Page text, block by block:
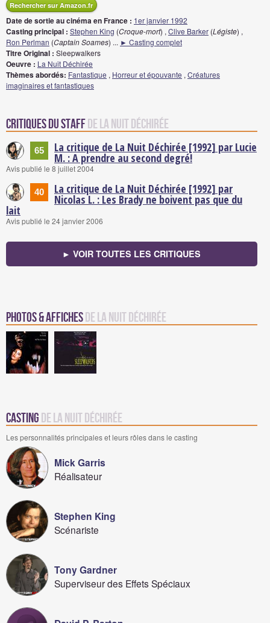
Rechercher sur Amazon.fr
Date de sortie au cinéma en France : 1er janvier 1992
Casting principal : Stephen King (Croque-mort) , Clive Barker (Légiste) ,
Ron Perlman (Captain Soames) ... ► Casting complet
Titre Original : Sleepwalkers
Oeuvre : La Nuit Déchirée
Thèmes abordés: Fantastique , Horreur et épouvante , Créatures
imaginaires et fantastiques
Critiques du staffde La Nuit Déchirée
65 La critique de La Nuit Déchirée [1992] par Lucie
M. : A prendre au second degré!
Avis publié le 8 juillet 2004
40 La critique de La Nuit Déchirée [1992] par
Nicolas L. : Les Brady ne boivent pas que du
lait
Avis publié le 24 janvier 2006
► VOIR TOUTES LES CRITIQUES
Photos & Affichesde La Nuit Déchirée
Casting de La Nuit Déchirée
Les personnalités principales et leurs rôles dans le casting
Mick Garris
Réalisateur
Stephen King
Scénariste
Tony Gardner
Superviseur des Effets Spéciaux